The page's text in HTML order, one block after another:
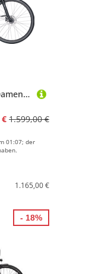
KTM Veneto Light Disc Damen Trapez schwarz 2024
€ 1.599,00 €
01:07; der
1.165,00 €
- 18%